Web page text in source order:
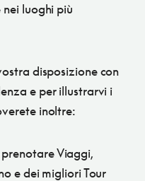
luoghi più
disposizione con
e per illustrarvi i
inoltre:
Viaggi,
e dei migliori Tour